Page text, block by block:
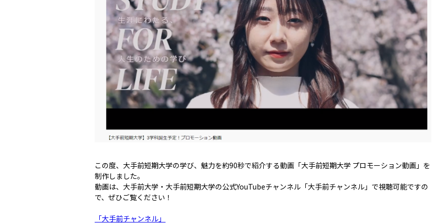
この度、大手前短期大学の学び、魅力を約90秒で紹介する動画「大手前短期大学 プロモーション動画」を
制作しました。
動画は、大手前大学・大手前短期大学の公式YouTubeチャンネル「大手前チャンネル」で視聴可能ですの
で、ぜひご覧ください！
「大手前チャンネル」